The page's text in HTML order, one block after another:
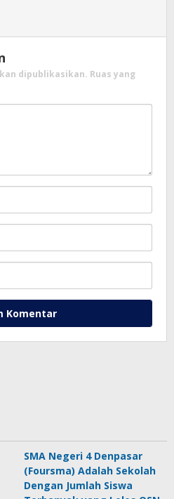
dipublikasikan. Ruas yang
SMA Negeri 4 Denpasar
(Foursma) Adalah Sekolah
Dengan Jumlah Siswa